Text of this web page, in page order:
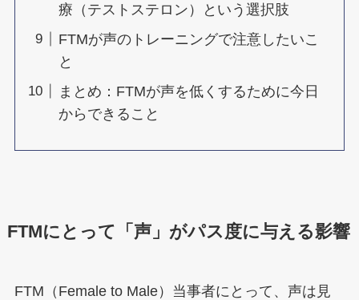
療（テストステロン）という選択肢
FTMが声のトレーニングで注意したいこ
と
まとめ：FTMが声を低くするために今日
からできること
FTMにとって「声」がパス度に与える影響
FTM（Female to Male）当事者にとって、声は見